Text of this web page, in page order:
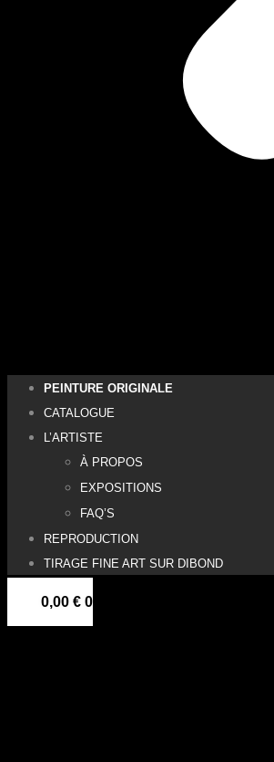
PEINTURE ORIGINALE
CATALOGUE
L’ARTISTE
À PROPOS
EXPOSITIONS
FAQ’S
REPRODUCTION
TIRAGE FINE ART SUR DIBOND
0,00 € 0